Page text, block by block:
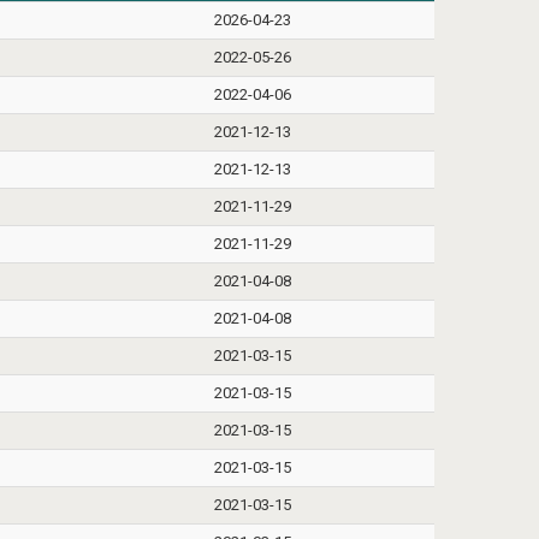
2026-04-23
2022-05-26
2022-04-06
2021-12-13
2021-12-13
2021-11-29
2021-11-29
2021-04-08
2021-04-08
2021-03-15
2021-03-15
2021-03-15
2021-03-15
2021-03-15